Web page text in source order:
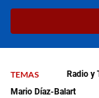
TEMAS Radio y
Mario Díaz-Balart